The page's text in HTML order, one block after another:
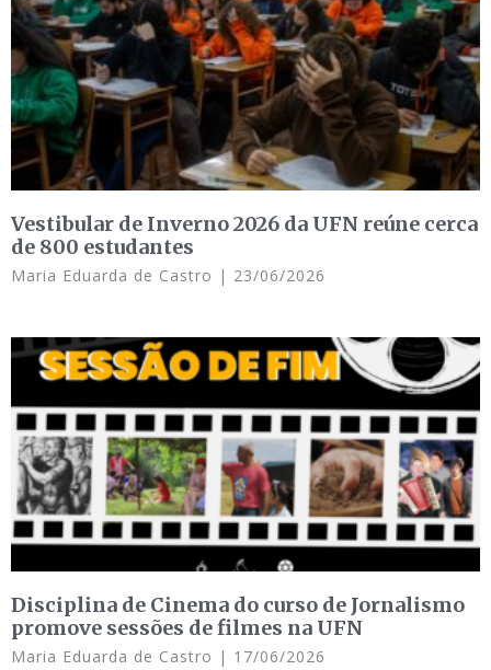
Vestibular de Inverno 2026 da UFN reúne cerca
de 800 estudantes
Maria Eduarda de Castro 23/06/2026
Disciplina de Cinema do curso de Jornalismo
promove sessões de filmes na UFN
Maria Eduarda de Castro 17/06/2026